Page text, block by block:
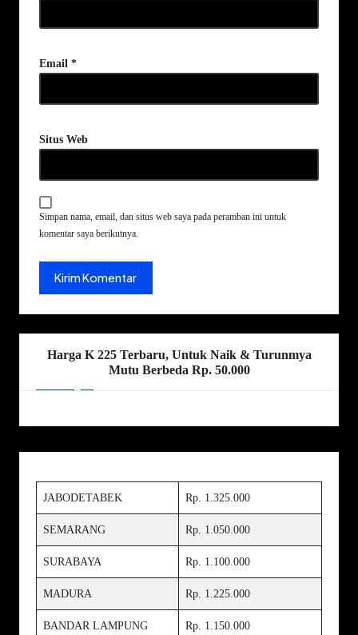
Email *
Situs Web
Simpan nama, email, dan situs web saya pada peramban ini untuk
komentar saya berikutnya.
Harga K 225 Terbaru, Untuk Naik & Turunmya
Mutu Berbeda Rp. 50.000
JABODETABEK Rp. 1.325.000
SEMARANG Rp. 1.050.000
SURABAYA Rp. 1.100.000
MADURA Rp. 1.225.000
BANDAR LAMPUNG Rp. 1.150.000